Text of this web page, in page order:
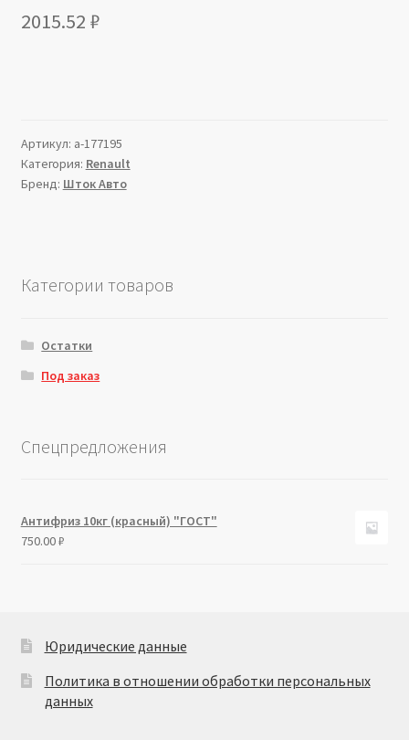
2015.52 ₽
Артикул: a-177195
Категория: Renault
Бренд: Шток Авто
Категории товаров
Остатки
Под заказ
Спецпредложения
Антифриз 10кг (красный) "ГОСТ"
750.00₽
Юридические данные
Политика в отношении обработки персональных
данных